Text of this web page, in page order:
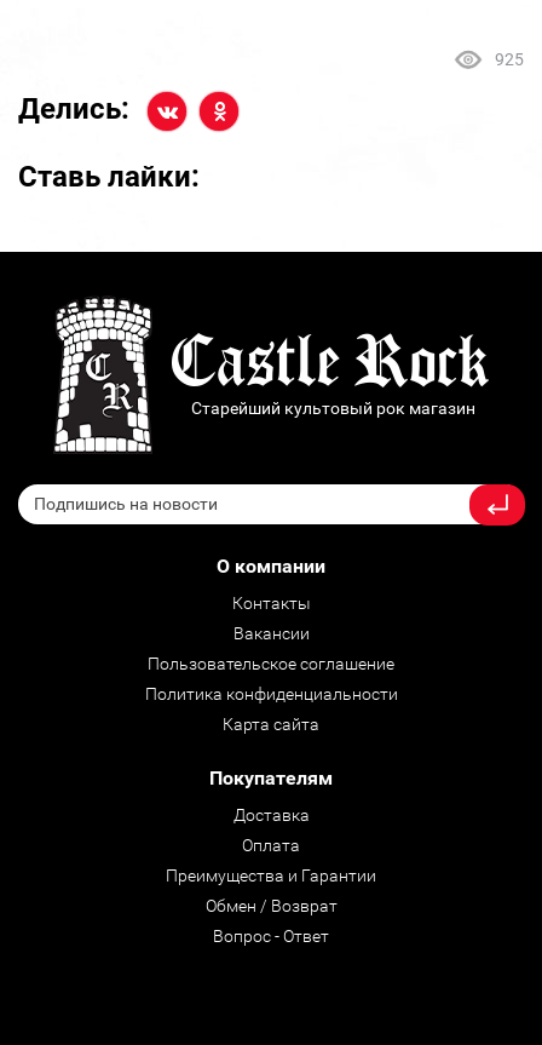
925
Делись:
Ставь лайки:
Старейший культовый рок магазин
О компании
Контакты
Вакансии
Пользовательское соглашение
Политика конфиденциальности
Карта сайта
Покупателям
Доставка
Оплата
Преимущества и Гарантии
Обмен / Возврат
Вопрос - Ответ